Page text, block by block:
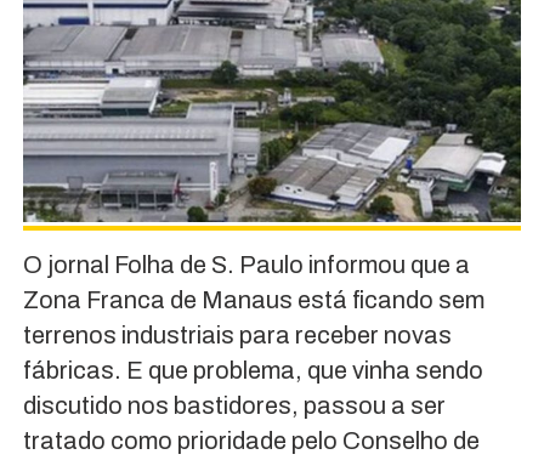
O jornal Folha de S. Paulo informou que a
Zona Franca de Manaus está ficando sem
terrenos industriais para receber novas
fábricas. E que problema, que vinha sendo
discutido nos bastidores, passou a ser
tratado como prioridade pelo Conselho de